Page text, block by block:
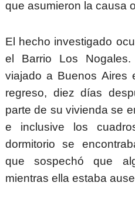
que asumieron la causa
El hecho investigado
el Barrio Los
viajado a Buenos Aires
regreso, diez días
parte de su vivienda se
e inclusive los
dormitorio se
que sospechó que
mientras ella estaba